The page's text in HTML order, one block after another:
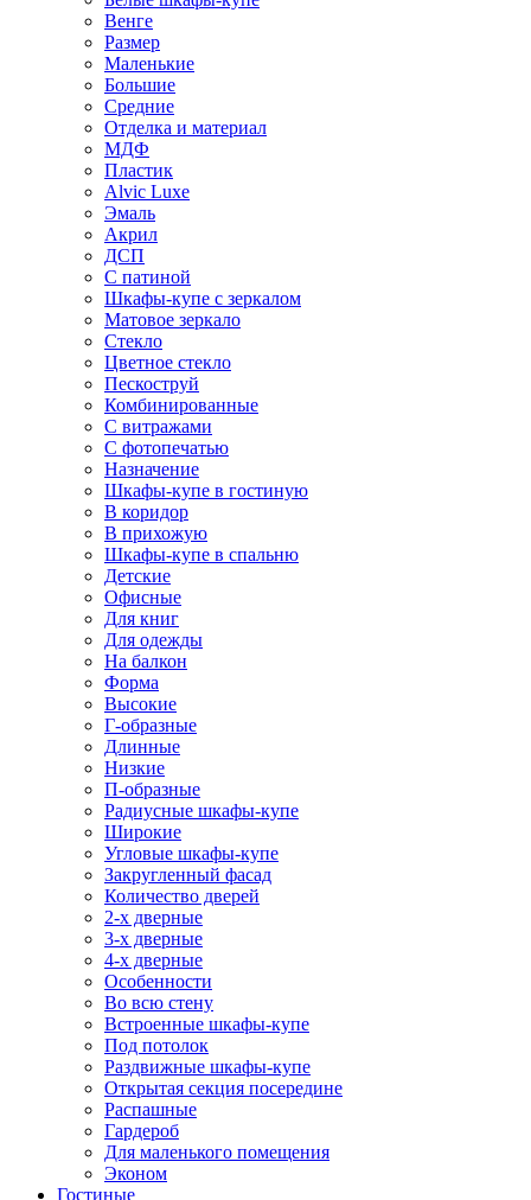
Венге
Размер
Маленькие
Большие
Средние
Отделка и материал
МДФ
Пластик
Alvic Luxe
Эмаль
Акрил
ДСП
С патиной
Шкафы-купе с зеркалом
Матовое зеркало
Стекло
Цветное стекло
Пескоструй
Комбинированные
С витражами
С фотопечатью
Назначение
Шкафы-купе в гостиную
В коридор
В прихожую
Шкафы-купе в спальню
Детские
Офисные
Для книг
Для одежды
На балкон
Форма
Высокие
Г-образные
Длинные
Низкие
П-образные
Радиусные шкафы-купе
Широкие
Угловые шкафы-купе
Закругленный фасад
Количество дверей
2-х дверные
3-х дверные
4-х дверные
Особенности
Во всю стену
Встроенные шкафы-купе
Под потолок
Раздвижные шкафы-купе
Открытая секция посередине
Распашные
Гардероб
Для маленького помещения
Эконом
Гостиные